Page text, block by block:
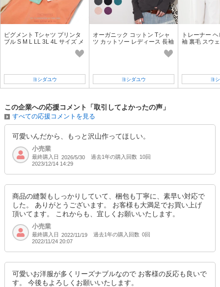
ピグメント Tシャツ プリンタ
ブル S M L LL 3L 4L サイズ メ
ヨシダユウ
オーガニック コットン Tシャ
ツ カットソー レディース 長袖
ヨシダユウ
トレーナー
袖 裏毛 スウ
ヨ
この企業への応援コメント「取引してよかったの声」
すべての応援コメントを見る
可愛いんだから、もっと沢山作ってほしい。
小売業
最終購入日 2026/5/30 過去1年の購入回数 10回
2023/12/14 14:29
商品の縫製もしっかりしていて、梱包も丁寧に、素早い対応で
した。 ありがとうございます。 お客様も大満足でお買い上げ
頂いてます。 これからも、宜しくお願いいたします。
小売業
最終購入日 2022/11/19 過去1年の購入回数 0回
2022/11/24 20:07
可愛いお洋服が多くリーズナブルなので お客様の反応も良いで
す。 今後もよろしくお願いいたします。